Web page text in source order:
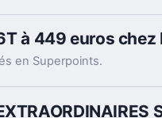
à 449 euros chez
en Superpoints.